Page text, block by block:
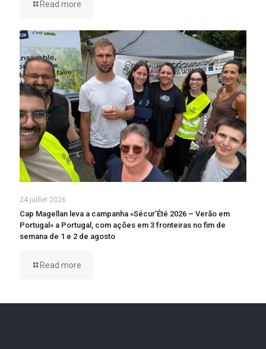
Read more
24 juillet 2026
Cap Magellan leva a campanha «Sécur’Été 2026 – Verão em
Portugal» a Portugal, com ações em 3 fronteiras no fim de
semana de 1 e 2 de agosto
Read more